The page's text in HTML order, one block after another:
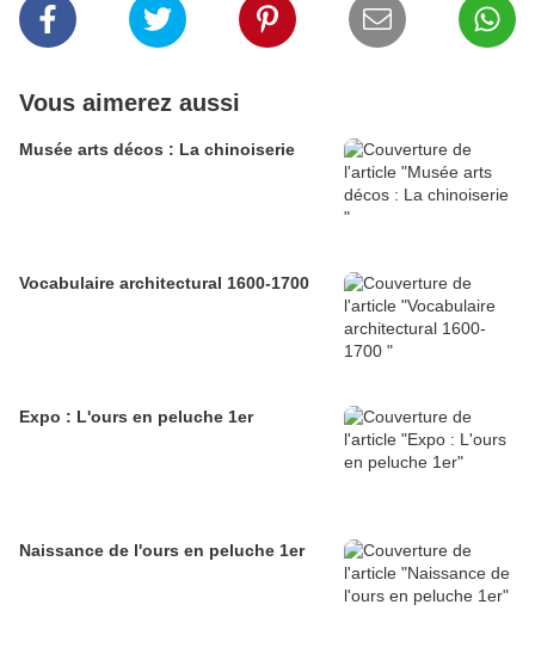
Vous aimerez aussi
Musée arts décos : La chinoiserie
Vocabulaire architectural 1600-1700
Expo : L'ours en peluche 1er
Naissance de l'ours en peluche 1er